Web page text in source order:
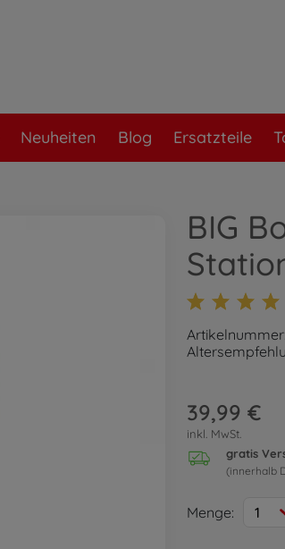
Neuheiten Blog Ersatzteile
BIG
39,99 €
inkl. MwSt.
gratis
(innerhalb
Menge: 1